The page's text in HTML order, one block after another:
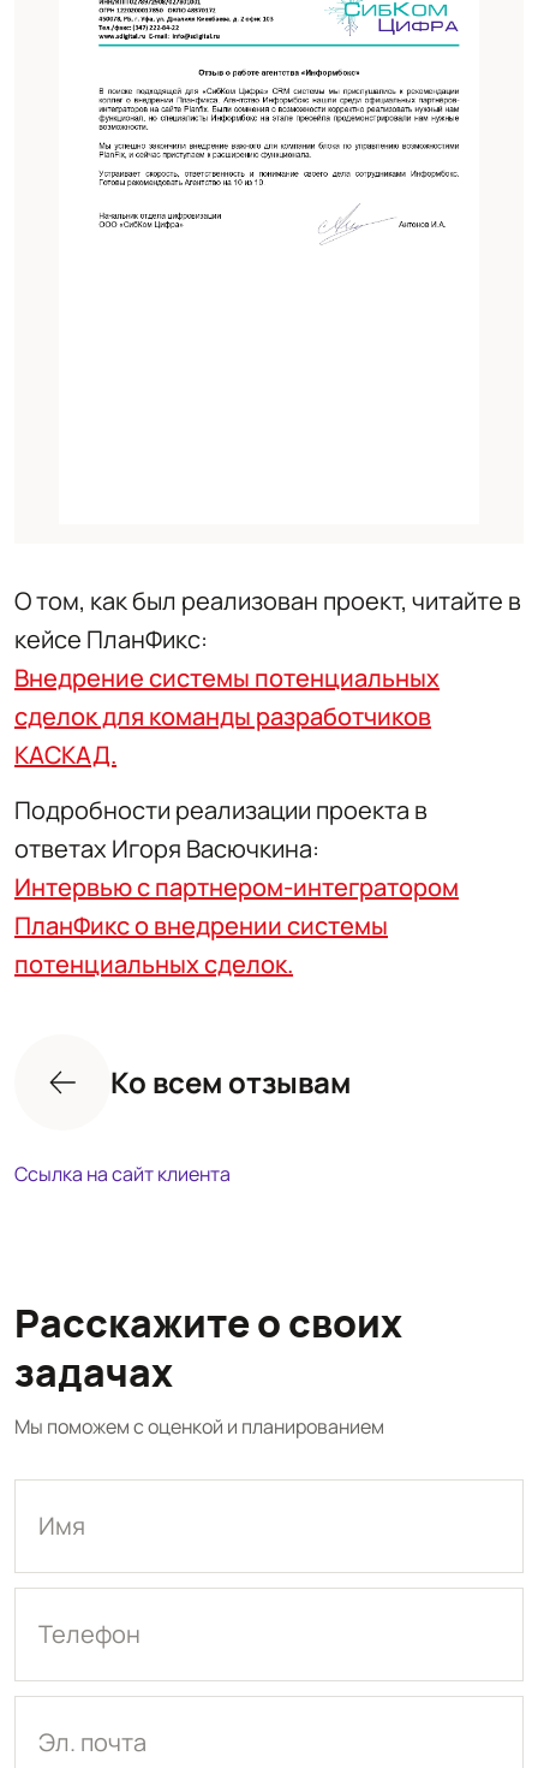
О том, как был реализован проект, читайте в
кейсе ПланФикс:
Внедрение системы потенциальных
сделок для команды разработчиков
КАСКАД.
Подробности реализации проекта в
ответах Игоря Васючкина:
Интервью с партнером-интегратором
ПланФикс о внедрении системы
потенциальных сделок.
Ко всем отзывам
Ссылка на сайт клиента
Расскажите о своих
задачах
Мы поможем с оценкой и планированием
Имя
Телефон
Эл. почта